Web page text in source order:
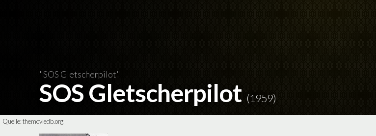
"SOS Gletscherpilot"
SOS Gletscherpilot (1959)
Quelle:themoviedb.org